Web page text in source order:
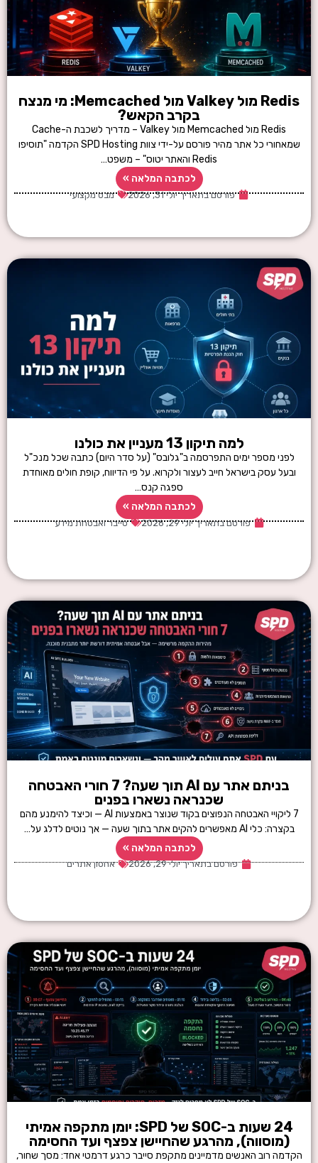
Redis מול Valkey מול Memcached: מי מנצח
בקרב הקאש?
Redis מול Memcached מול Valkey – מדריך לשכבת ה-Cache
שמאחורי כל אתר מהיר פורסם על-ידי צוות SPD Hosting הקדמה "תוסיפו
Redis והאתר יטוס" – משפט…
לכתבה המלאה »
פורסם בתאריך יולי 31, 2026 מבט מקצועי
למה תיקון 13 מעניין את כולנו
לפני מספר ימים התפרסמה ב"גלובס" (על סדר היום) כתבה שכל מנכ"ל
ובעל עסק בישראל חייב לעצור ולקרוא. על פי הדיווח, קופת חולים מאוחדת
ספגה קנס…
לכתבה המלאה »
פורסם בתאריך יולי 29, 2026 סייבר ואבטחת מידע
בניתם אתר עם AI תוך שעה? 7 חורי האבטחה
שכנראה נשארו בפנים
7 ליקויי האבטחה הנפוצים בקוד שנוצר באמצעות AI — וכיצד להימנע מהם
בקצרה: כלי AI מאפשרים להקים אתר בתוך שעה — אך נוטים לדלג על…
לכתבה המלאה »
פורסם בתאריך יולי 29, 2026 אחסון אתרים
24 שעות ב-SOC של SPD: יומן מתקפה אמיתי
(מוסווה), מהרגע שהחיישן צפצף ועד החסימה
הקדמה רוב האנשים מדמיינים מתקפת סייבר כרגע דרמטי אחד: מסך שחור,